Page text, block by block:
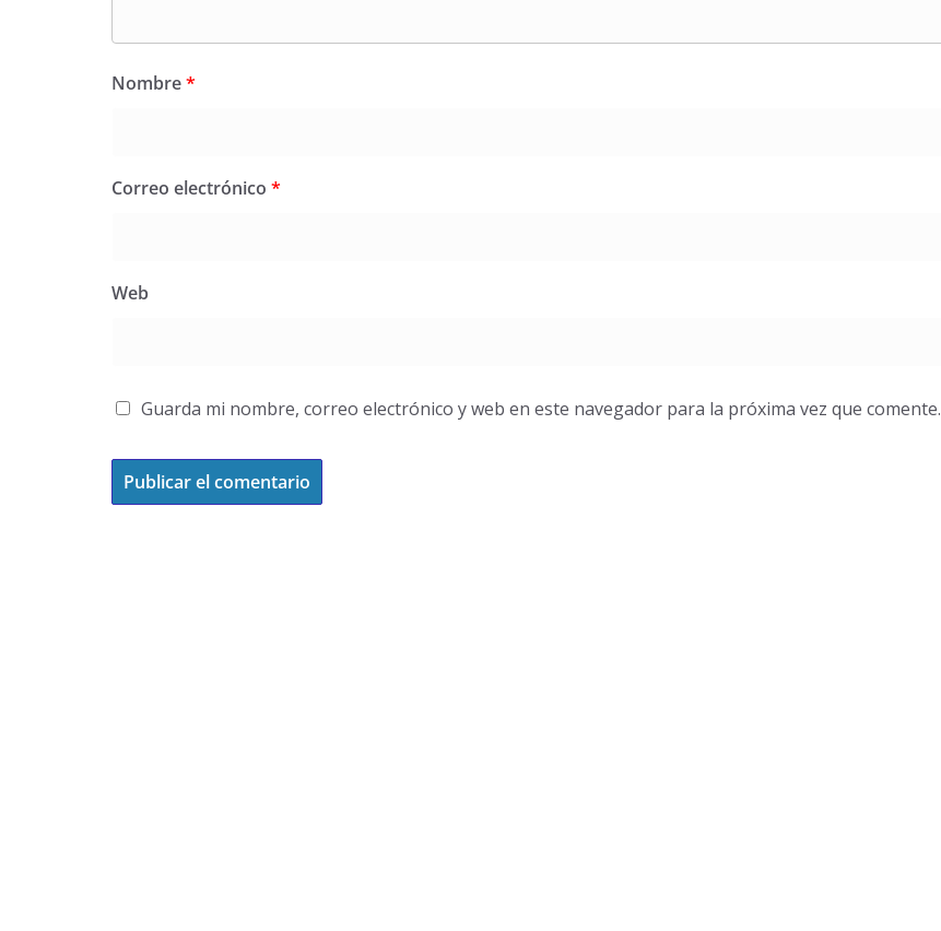
Nombre*
Correo electrónico *
Web
Guarda mi nombre, correo electrónico y web en este navegador para la próxima vez que comente.